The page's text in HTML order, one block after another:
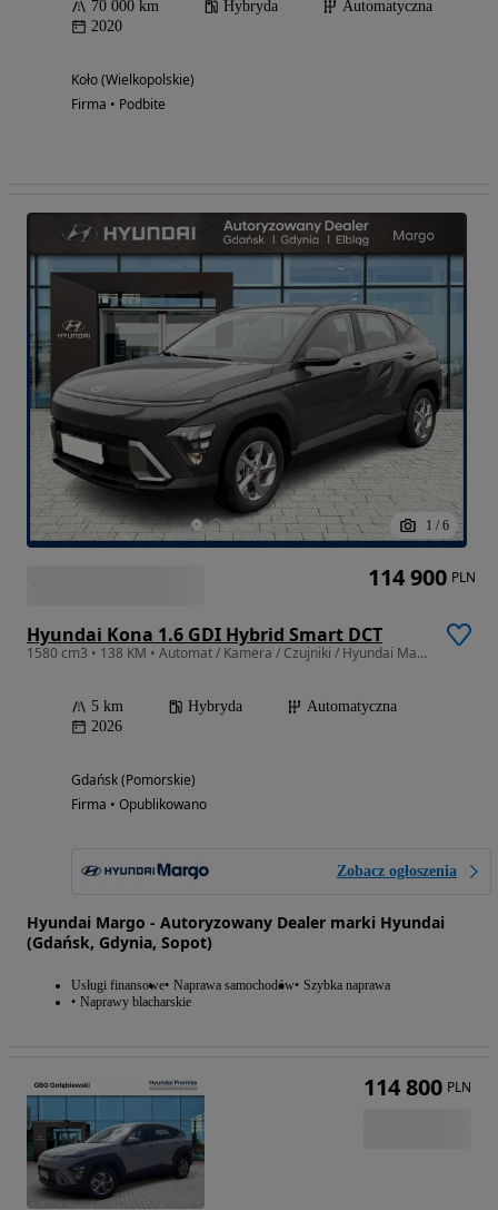
70 000 km Hybryda
Automatyczna
2020
Koło (Wielkopolskie)
Firma • Podbite
1 / 6
Hyundai Kona 1.6 GDI Hybrid Smart DCT
1580 cm3 • 138 KM • Automat / Kamera / Czujniki / Hyundai Margo
5 km Hybryda
Automatyczna
2026
Gdańsk (Pomorskie)
Firma • Opublikowano
Zobacz ogłoszenia
Hyundai Margo - Autoryzowany Dealer marki Hyundai
(Gdańsk, Gdynia, Sopot)
Usługi finansowe Naprawa samochodów Szybka naprawa
Naprawy blacharskie
114 900 PLN
114 800 PLN